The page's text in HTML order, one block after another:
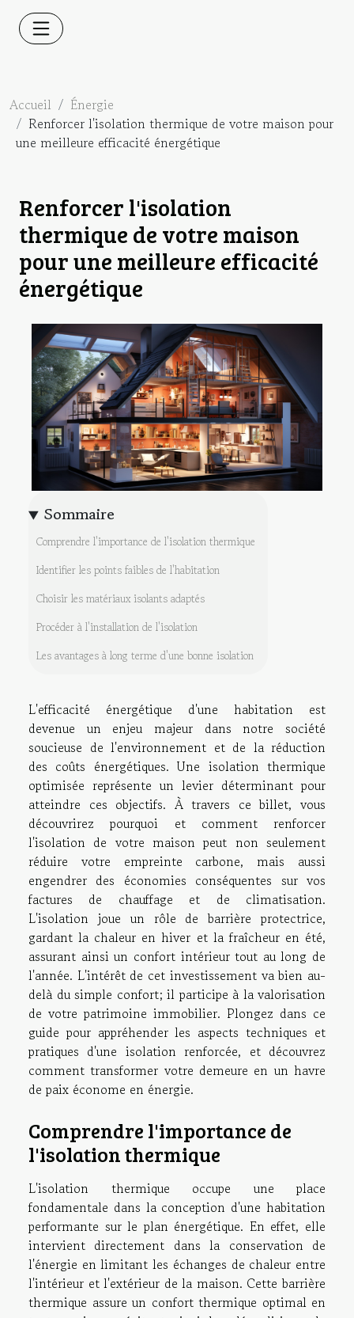
Accueil
Énergie
Renforcer l'isolation thermique de votre maison pour
une meilleure efficacité énergétique
Renforcer l'isolation
thermique de votre maison
pour une meilleure efficacité
énergétique
Sommaire
Comprendre l'importance de l'isolation thermique
Identifier les points faibles de l'habitation
Choisir les matériaux isolants adaptés
Procéder à l'installation de l'isolation
Les avantages à long terme d'une bonne isolation
L'efficacité énergétique d'une habitation est
devenue un enjeu majeur dans notre société
soucieuse de l'environnement et de la réduction
des coûts énergétiques. Une isolation thermique
optimisée représente un levier déterminant pour
atteindre ces objectifs. À travers ce billet, vous
découvrirez pourquoi et comment renforcer
l'isolation de votre maison peut non seulement
réduire votre empreinte carbone, mais aussi
engendrer des économies conséquentes sur vos
factures de chauffage et de climatisation.
L'isolation joue un rôle de barrière protectrice,
gardant la chaleur en hiver et la fraîcheur en été,
assurant ainsi un confort intérieur tout au long de
l'année. L'intérêt de cet investissement va bien au-
delà du simple confort; il participe à la valorisation
de votre patrimoine immobilier. Plongez dans ce
guide pour appréhender les aspects techniques et
pratiques d'une isolation renforcée, et découvrez
comment transformer votre demeure en un havre
de paix économe en énergie.
Comprendre l'importance de
l'isolation thermique
L'isolation thermique occupe une place
fondamentale dans la conception d'une habitation
performante sur le plan énergétique. En effet, elle
intervient directement dans la conservation de
l'énergie en limitant les échanges de chaleur entre
l'intérieur et l'extérieur de la maison. Cette barrière
thermique assure un confort thermique optimal en